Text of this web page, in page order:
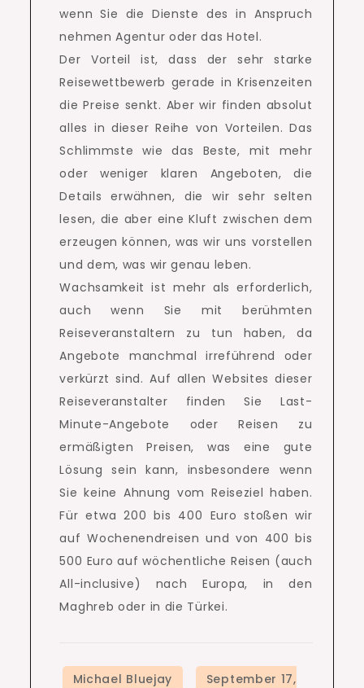
wenn Sie die Dienste des in Anspruch
nehmen Agentur oder das Hotel.
Der Vorteil ist, dass der sehr starke
Reisewettbewerb gerade in Krisenzeiten
die Preise senkt. Aber wir finden absolut
alles in dieser Reihe von Vorteilen.Das
Schlimmste wie das Beste, mit mehr
oder weniger klaren Angeboten, die
Details erwähnen, die wir sehr selten
lesen, die aber eine Kluft zwischen dem
erzeugen können, was wir uns vorstellen
und dem, was wir genau leben.
Wachsamkeit ist mehr als erforderlich,
auch wenn Sie mit berühmten
Reiseveranstaltern zu tun haben, da
Angebote manchmal irreführend oder
verkürzt sind.Auf allen Websites dieser
Reiseveranstalter finden Sie Last-
Minute-Angebote oder Reisen zu
ermäßigten Preisen, was eine gute
Lösung sein kann, insbesondere wenn
Sie keine Ahnung vom Reiseziel haben.
Für etwa 200 bis 400 Euro stoßen wir
auf Wochenendreisen und von 400 bis
500 Euro auf wöchentliche Reisen (auch
All-inclusive) nach Europa, in den
Maghreb oder in die Türkei.